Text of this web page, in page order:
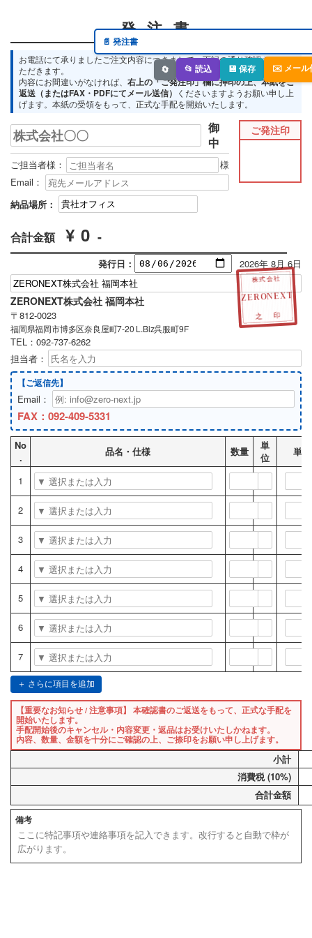
🔄 📂 読込 💾 保存 ✉️ メール
発 注 書
お電話にて承りましたご注文内容につきまして、下記の通り確認させてい
ただきます。
内容にお間違いがなければ、 右上の「ご発注印」欄に押印の上、本紙をご
返送（またはFAX・PDFにてメール送信） くださいますようお願い申し上
げます。本紙の受領をもって、正式な手配を開始いたします。
御
中
ご担当者様：
様
Email：
ご発注印
納品場所：
合計金額 ¥ 0 -
発行日： 2026年 8月 6日
株式会社
ZERONEXT
之 印
ZERONEXT株式会社 福岡本社
〒812-0023
福岡県福岡市博多区奈良屋町7-20 L.Biz呉服町9F
TEL：092-737-6262
担当者：
【ご返信先】
Email：
FAX：092-409-5331
No
.
品名・仕様 数量
単
位
単価
1
2
3
4
5
6
7
＋ さらに項目を追加
【重要なお知らせ / 注意事項】 本確認書のご返送をもって、正式な手配を
開始いたします。
手配開始後のキャンセル・内容変更・返品はお受けいたしかねます。
内容、数量、金額を十分にご確認の上、ご捺印をお願い申し上げます。
小計
消費税 (10%)
合計金額
備考